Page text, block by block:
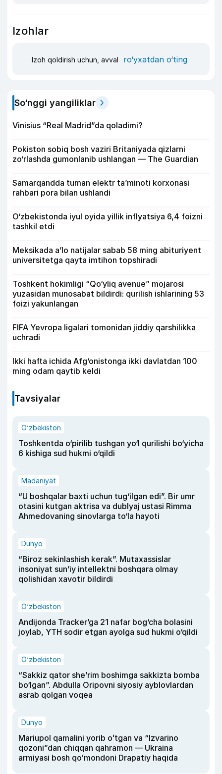
Izohlar
Izoh qoldirish uchun, avval ro‘yxatdan o‘ting
So‘nggi yangiliklar
Vinisius “Real Madrid”da qoladimi?
Pokiston sobiq bosh vaziri Britaniyada qizlarni
zo‘rlashda gumonlanib ushlangan — The Guardian
Samarqandda tuman elektr ta’minoti korxonasi
rahbari pora bilan ushlandi
O‘zbekistonda iyul oyida yillik inflyatsiya 6,4 foizni
tashkil etdi
Meksikada a’lo natijalar sabab 58 ming abituriyent
universitetga qayta imtihon topshiradi
Toshkent hokimligi “Qo‘yliq avenue” mojarosi
yuzasidan munosabat bildirdi: qurilish ishlarining 53
foizi yakunlangan
FIFA Yevropa ligalari tomonidan jiddiy qarshilikka
uchradi
Ikki hafta ichida Afg‘onistonga ikki davlatdan 100
ming odam qaytib keldi
Tavsiyalar
O‘zbekiston
Toshkentda o‘pirilib tushgan yo‘l qurilishi bo‘yicha
6 kishiga sud hukmi o‘qildi
Madaniyat
“U boshqalar baxti uchun tug‘ilgan edi”. Bir umr
otasini kutgan aktrisa va dublyaj ustasi Rimma
Ahmedovaning sinovlarga to‘la hayoti
Dunyo
“Biroz sekinlashish kerak”. Mutaxassislar
insoniyat sun’iy intellektni boshqara olmay
qolishidan xavotir bildirdi
O‘zbekiston
Andijonda Tracker’ga 21 nafar bog‘cha bolasini
joylab, YTH sodir etgan ayolga sud hukmi o‘qildi
O‘zbekiston
“Sakkiz qator she’rim boshimga sakkizta bomba
bo‘lgan”. Abdulla Oripovni siyosiy ayblovlardan
asrab qolgan voqea
Dunyo
Mariupol qamalini yorib oʻtgan va “Izvarino
qozoni”dan chiqqan qahramon — Ukraina
armiyasi bosh qoʻmondoni Drapatiy haqida